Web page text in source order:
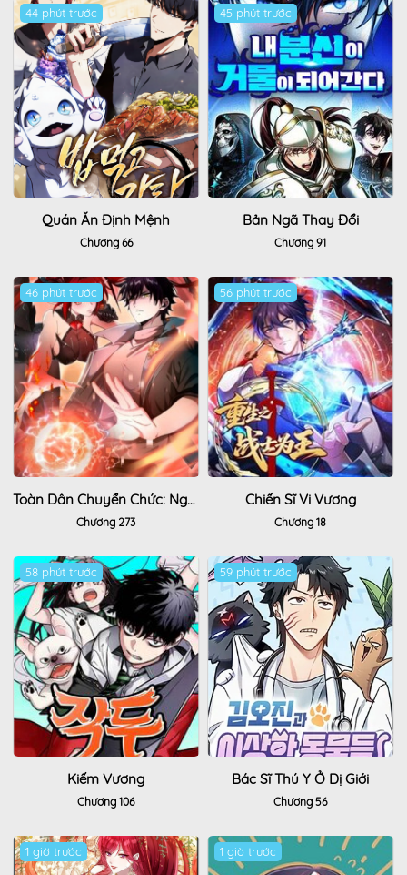
44 phút trước Hot
Quán Ăn Định Mệnh
Chương 66
45 phút trước Hot
Bản Ngã Thay Đổi
Chương 91
46 phút trước Hot
Toàn Dân Chuyển Chức: Ngự Long Sư Là Chức Nghiệp Yếu Nhất?
Chương 273
56 phút trước
Chiến Sĩ Vi Vương
Chương 18
58 phút trước Hot
Kiếm Vương
Chương 106
59 phút trước Hot
Bác Sĩ Thú Y Ở Dị Giới
Chương 56
1 giờ trước Hot 1 giờ trước